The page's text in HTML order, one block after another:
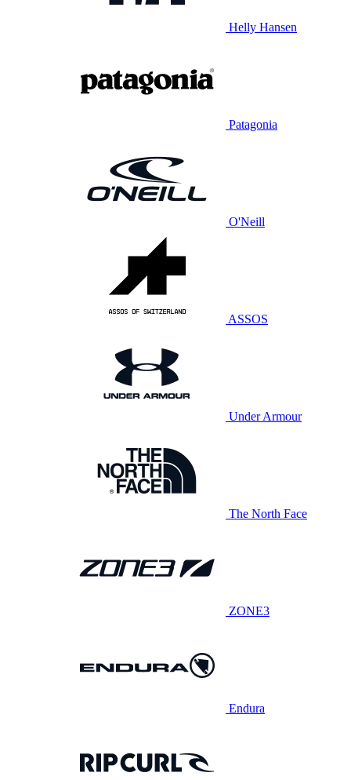
Helly Hansen
Patagonia
O'Neill
ASSOS
Under Armour
The North Face
ZONE3
Endura